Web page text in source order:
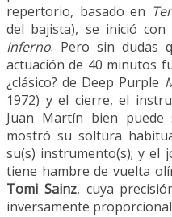
repertorio, basado en
del bajista), se inició
Inferno. Pero sin dudas
actuación de 40 minutos
¿clásico? de Deep Purple
1972) y el cierre, el
Juan Martín bien puede
mostró su soltura
su(s) instrumento(s); y el
tiene hambre de vuelta
Tomi Sainz, cuya
inversamente